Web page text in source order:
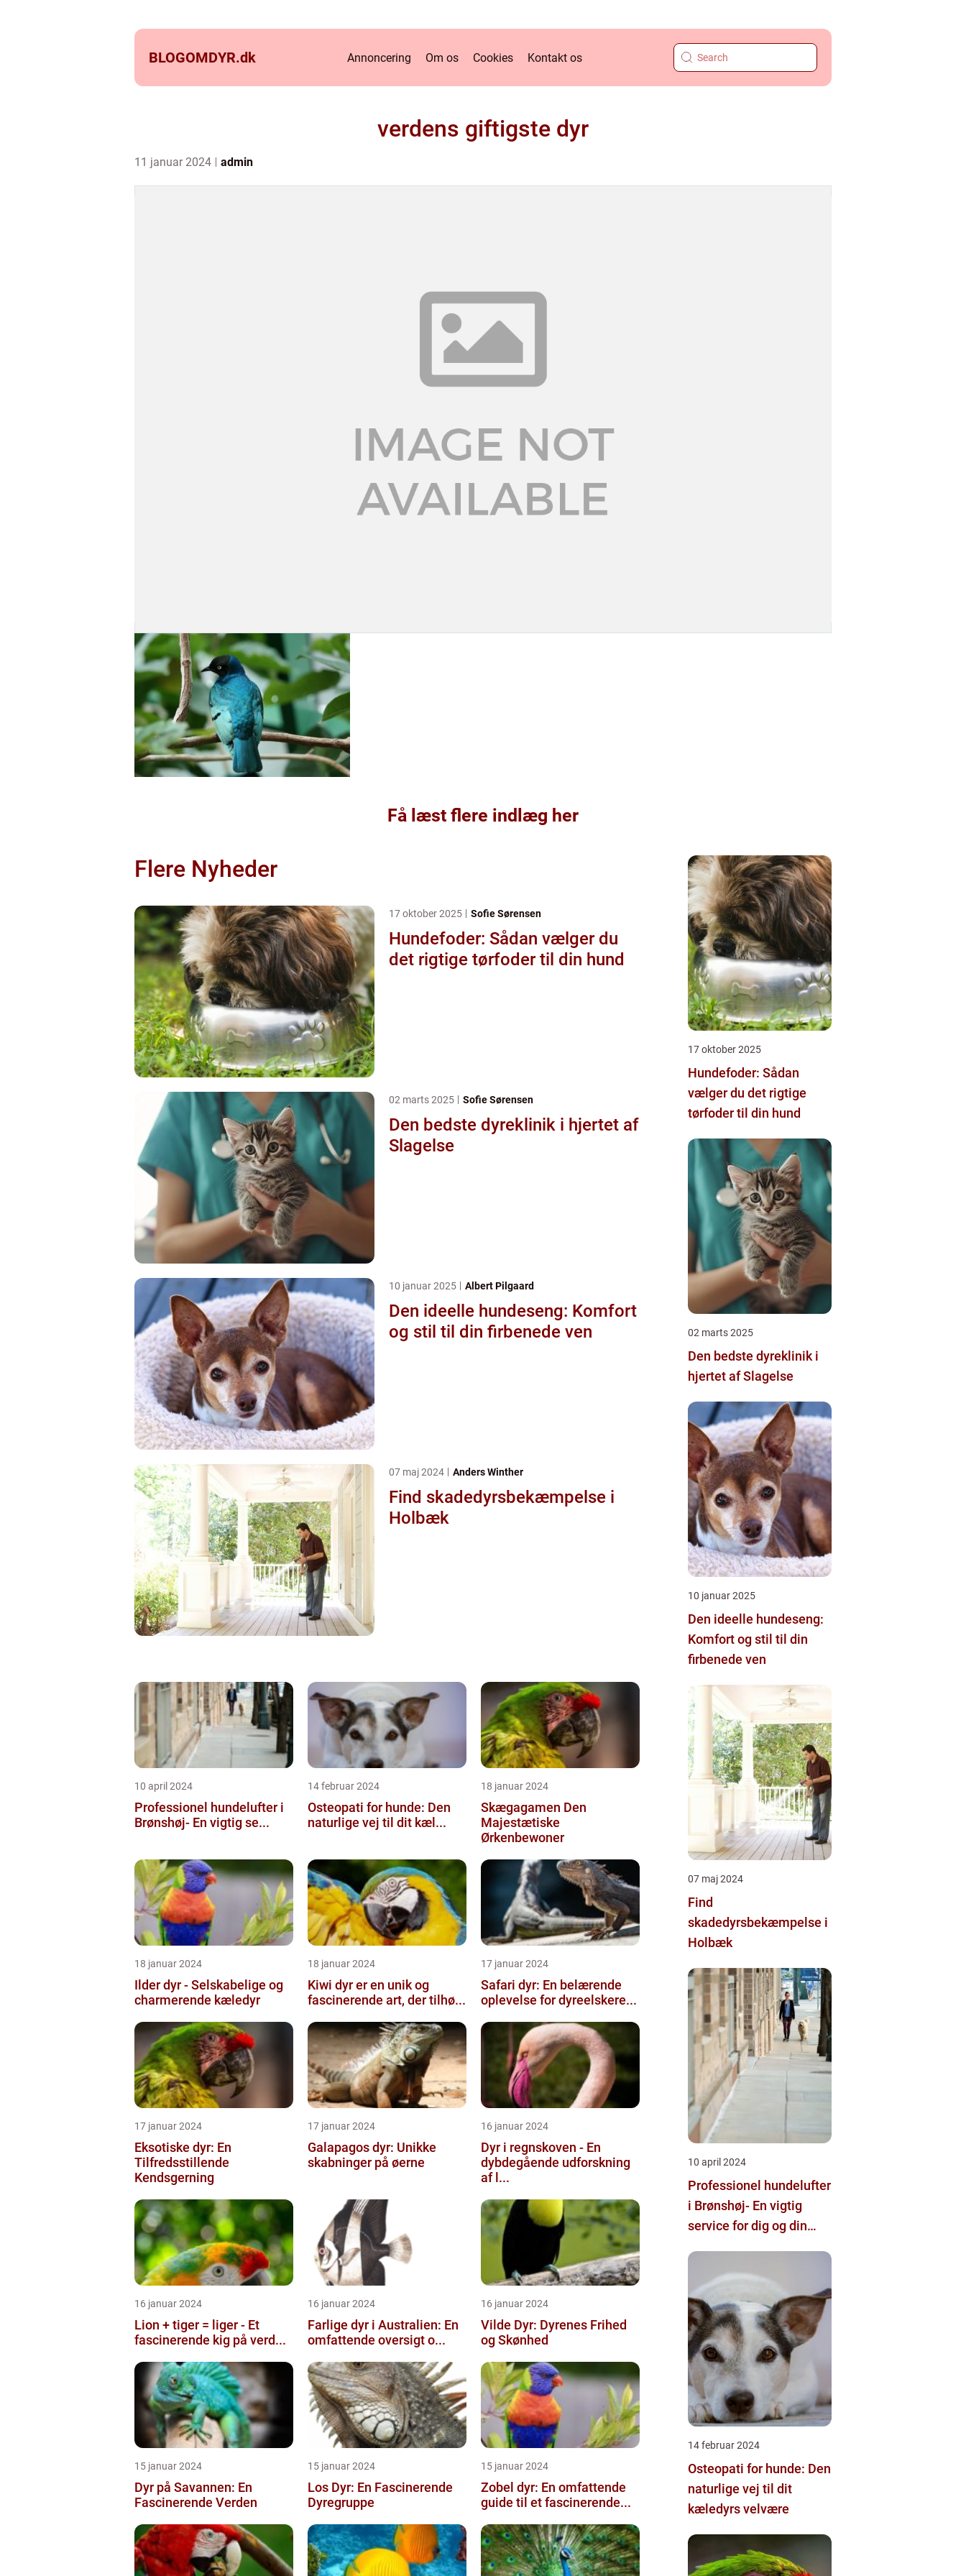
BLOGOMDYR.dk Annoncering Om os Cookies Kontakt os
verdens giftigste dyr
11 januar 2024 admin
Få læst flere indlæg her
Flere Nyheder
17 oktober 2025 Sofie Sørensen
Hundefoder: Sådan vælger du
det rigtige tørfoder til din hund
02 marts 2025 Sofie Sørensen
Den bedste dyreklinik i hjertet af
Slagelse
10 januar 2025 Albert Pilgaard
Den ideelle hundeseng: Komfort
og stil til din firbenede ven
07 maj 2024 Anders Winther
Find skadedyrsbekæmpelse i
Holbæk
10 april 2024
Professionel hundelufter i
Brønshøj- En vigtig se...
14 februar 2024
Osteopati for hunde: Den
naturlige vej til dit kæl...
18 januar 2024
Skægagamen Den
Majestætiske
Ørkenbewoner
18 januar 2024
Ilder dyr - Selskabelige og
charmerende kæledyr
18 januar 2024
Kiwi dyr er en unik og
fascinerende art, der tilhø...
17 januar 2024
Safari dyr: En belærende
oplevelse for dyreelskere...
17 januar 2024
Eksotiske dyr: En
Tilfredsstillende
Kendsgerning
17 januar 2024
Galapagos dyr: Unikke
skabninger på øerne
16 januar 2024
Dyr i regnskoven - En
dybdegående udforskning
af l...
16 januar 2024
Lion + tiger = liger - Et
fascinerende kig på verd...
16 januar 2024
Farlige dyr i Australien: En
omfattende oversigt o...
16 januar 2024
Vilde Dyr: Dyrenes Frihed
og Skønhed
15 januar 2024
Dyr på Savannen: En
Fascinerende Verden
15 januar 2024
Los Dyr: En Fascinerende
Dyregruppe
15 januar 2024
Zobel dyr: En omfattende
guide til et fascinerende...
17 oktober 2025
Hundefoder: Sådan
vælger du det rigtige
tørfoder til din hund
02 marts 2025
Den bedste dyreklinik i
hjertet af Slagelse
10 januar 2025
Den ideelle hundeseng:
Komfort og stil til din
firbenede ven
07 maj 2024
Find
skadedyrsbekæmpelse i
Holbæk
10 april 2024
Professionel hundelufter
i Brønshøj- En vigtig
service for dig og din
14 februar 2024
Osteopati for hunde: Den
naturlige vej til dit
kæledyrs velvære